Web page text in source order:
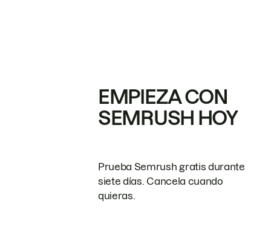
EMPIEZA CON
SEMRUSH HOY
Prueba Semrush gratis durante
siete días. Cancela cuando
quieras.